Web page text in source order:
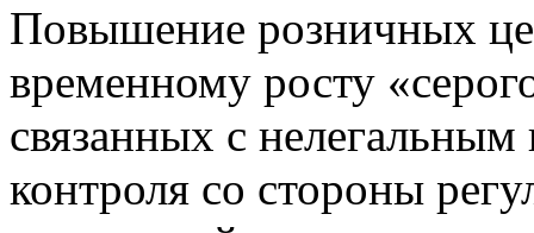
Повышение розничных
временному росту
связанных с
контроля со стороны